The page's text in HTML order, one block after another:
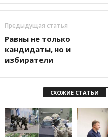
Предыдущая статья
Равны не только
кандидаты, но и
избиратели
СХОЖИЕ СТАТЬИ